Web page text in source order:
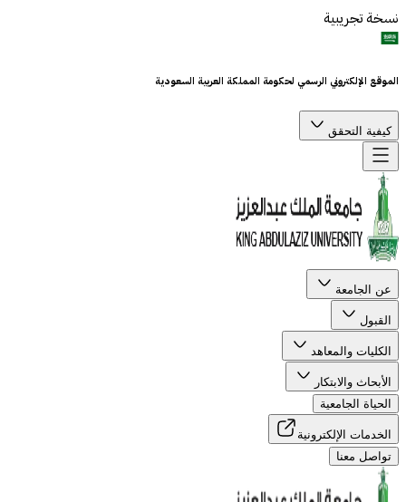
نسخة تجريبية
الموقع الإلكتروني الرسمي لحكومة المملكة العربية السعودية
كيفية التحقق
عن الجامعة
القبول
الكليات والمعاهد
الأبحاث والابتكار
الحياة الجامعية
الخدمات الإلكترونية
تواصل معنا